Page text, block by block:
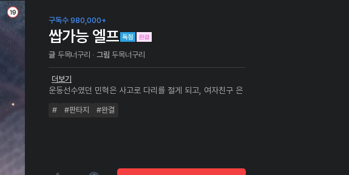
구독수 980,000+
쌉가능 엘프
글 두목너구리 그림 두목너구리
더보기
운동선수였던 민혁은 사고로 다리를 절게 되고, 여자친구 은
게임을 권유하게 되고 현실을 초월하는 판타지 세계에서 새
# #판타지 #완결